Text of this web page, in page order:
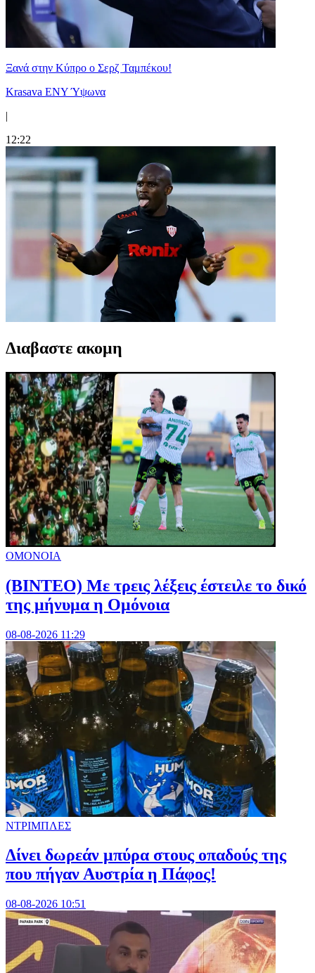
Ξανά στην Κύπρο ο Σερζ Ταμπέκου!
Krasava ENY Ύψωνα
|
12:22
Διαβαστε ακομη
ΟΜΟΝΟΙΑ
(ΒΙΝΤΕΟ) Με τρεις λέξεις έστειλε το δικό
της μήνυμα η Ομόνοια
08-08-2026 11:29
ΝΤΡΙΜΠΛΕΣ
Δίνει δωρεάν μπύρα στους οπαδούς της
που πήγαν Αυστρία η Πάφος!
08-08-2026 10:51